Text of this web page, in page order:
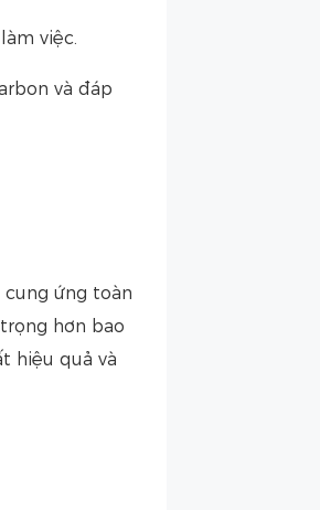
việc.
và đáp
ứng toàn
hơn bao
hiệu quả và